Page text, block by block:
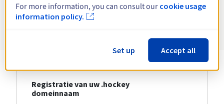
Informatie over .hockey
Registratie van uw .hockey
domeinnaam
For more information, you can consult our cookie usage
information policy.
Set up Accept all